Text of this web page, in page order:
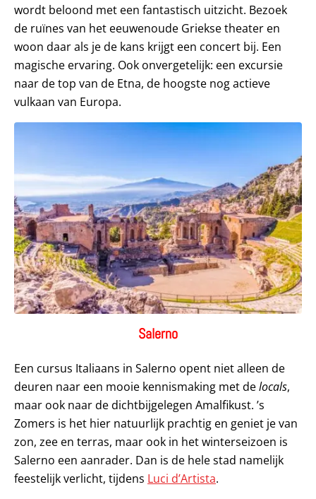
wordt beloond met een fantastisch uitzicht. Bezoek
de ruïnes van het eeuwenoude Griekse theater en
woon daar als je de kans krijgt een concert bij. Een
magische ervaring. Ook onvergetelijk: een excursie
naar de top van de Etna, de hoogste nog actieve
vulkaan van Europa.
Salerno
Een cursus Italiaans in Salerno opent niet alleen de
deuren naar een mooie kennismaking met delocals,
maar ook naar de dichtbijgelegen Amalfikust. ’s
Zomers is het hier natuurlijk prachtig en geniet je van
zon, zee en terras, maar ook in het winterseizoen is
Salerno een aanrader. Dan is de hele stad namelijk
feestelijk verlicht, tijdens Luci d’Artista.